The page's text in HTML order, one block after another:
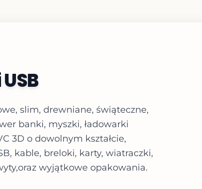
slim, drewniane, świąteczne,
banki, myszki, ładowarki
3D o dowolnym kształcie,
kable, breloki, karty, wiatraczki,
wyjątkowe opakowania.